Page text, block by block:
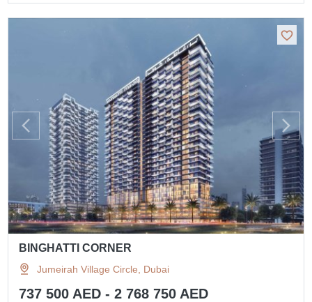
BINGHATTI CORNER
Jumeirah Village Circle, Dubai
737 500 AED - 2 768 750 AED